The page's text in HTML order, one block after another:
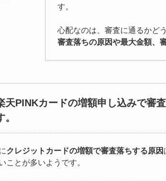
す。
心配なのは、審査に通るかど
審査落ちの原因や最大金額、
天PINKカードの増額申し込みで審
。
クレジットカードの増額で審査落ちする原因
ことが多いようです。